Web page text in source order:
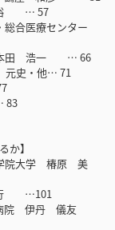
裕 … 57
総合医療センター
本田 浩一 … 66
元史・他… 71
83
か】
学院大学 椿原 美
行 …101
病院 伊丹 儀友